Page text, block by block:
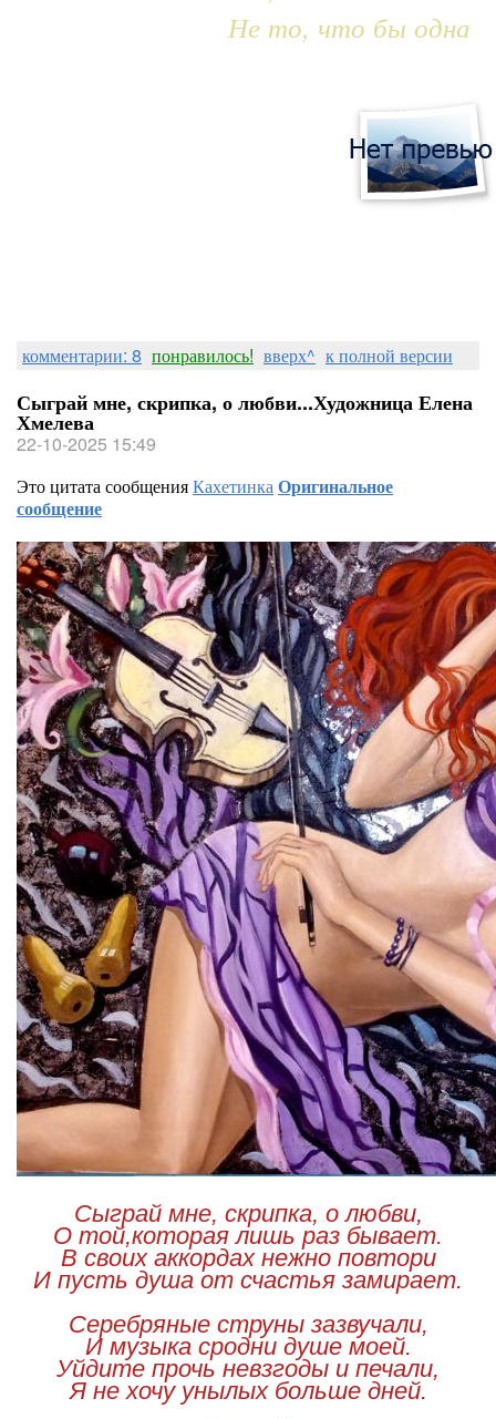
Не то, что бы одна
комментарии: 8 понравилось! вверх^ к полной версии
Сыграй мне, скрипка, о любви...Художница Елена
Хмелева
22-10-2025 15:49
Это цитата сообщенияКахетинкаОригинальное
сообщение
Сыграй мне, скрипка, о любви,
О той,которая лишь раз бывает.
В своих аккордах нежно повтори
И пусть душа от счастья замирает.
Серебряные струны зазвучали,
И музыка сродни душе моей.
Уйдите прочь невзгоды и печали,
Я не хочу унылых больше дней.